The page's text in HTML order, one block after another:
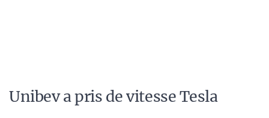
Unibev a pris de vitesse Tesla